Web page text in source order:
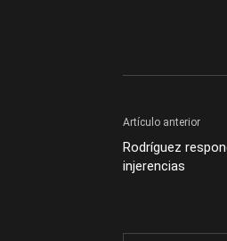
Artículo anterior
Rodríguez
injerencias